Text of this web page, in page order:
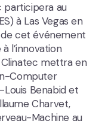
participera au
à Las Vegas en
de cet événement
l’innovation
mettra en
Computer
Benabid et
Charvet,
Machine au